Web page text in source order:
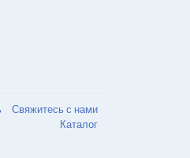
Свяжитесь с нами
Каталог